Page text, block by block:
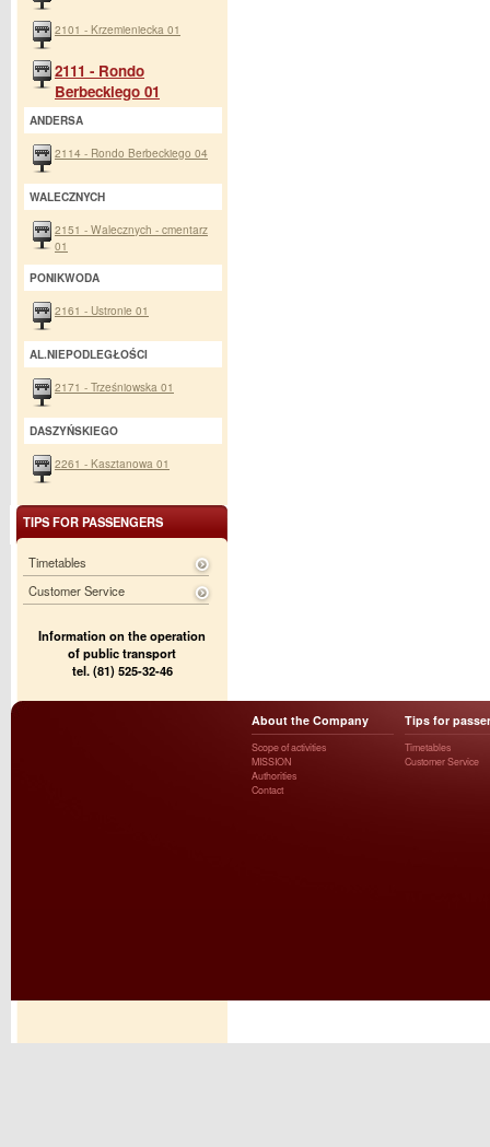
2101 - Krzemieniecka 01
2111 - Rondo
Berbeckiego 01
ANDERSA
2114 - Rondo Berbeckiego 04
WALECZNYCH
2151 - Walecznych - cmentarz
01
PONIKWODA
2161 - Ustronie 01
AL.NIEPODLEGŁOŚCI
2171 - Trześniowska 01
DASZYŃSKIEGO
2261 - Kasztanowa 01
TIPS FOR PASSENGERS
Timetables
Customer Service
Information on the operation
of public transport
tel. (81) 525-32-46
About the Company
Scope of activities
MISSION
Authorities
Contact
Tips for
Timetables
Customer Service